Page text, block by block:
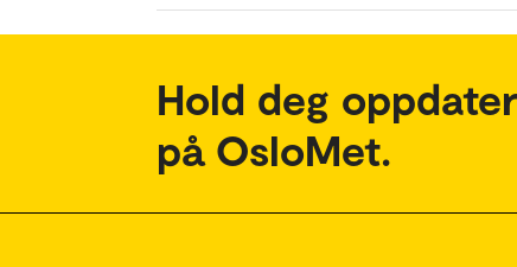
Hold deg
på OsloMet.